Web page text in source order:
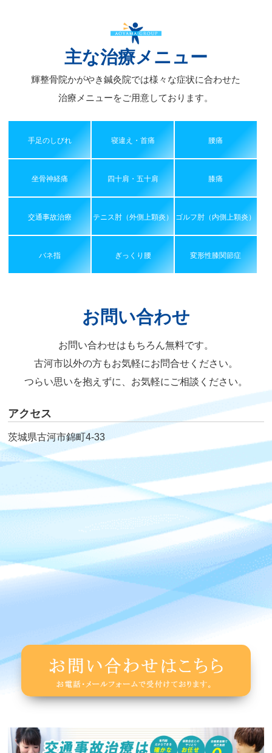
主な治療メニュー
輝整骨院かがやき鍼灸院では様々な症状に合わせた
治療メニューをご用意しております。
手足のしびれ 寝違え・首痛 腰痛
坐骨神経痛 四十肩・五十肩 膝痛
交通事故治療 テニス肘（外側上顆炎） ゴルフ肘（内側上顆炎）
バネ指 ぎっくり腰 変形性膝関節症
お問い合わせ
お問い合わせはもちろん無料です。
古河市以外の方もお気軽にお問合せください。
つらい思いを抱えずに、お気軽にご相談ください。
アクセス
茨城県古河市錦町4-33